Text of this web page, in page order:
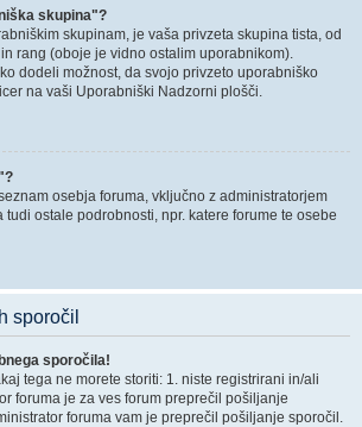
skupina"?
skupinam, je vaša privzeta skupina tista, od
rang (oboje je vidno ostalim uporabnikom).
dodeli možnost, da svojo privzeto uporabniško
na vaši Uporabniški Nadzorni plošči.
osebja foruma, vključno z administratorjem
ostale podrobnosti, npr. katere forume te osebe
sporočil
sporočila!
tega ne morete storiti: 1. niste registrirani in/ali
foruma je za ves forum preprečil pošiljanje
foruma vam je preprečil pošiljanje sporočil.